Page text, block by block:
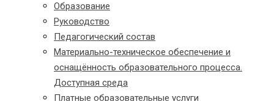
Образование
Руководство
Педагогический состав
Материально-техническое обеспечение и
оснащённость образовательного процесса.
Доступная среда
Платные образовательные услуги